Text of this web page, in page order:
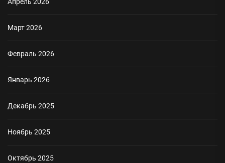
Март 2026
Февраль 2026
Январь 2026
Декабрь 2025
Ноябрь 2025
Октябрь 2025